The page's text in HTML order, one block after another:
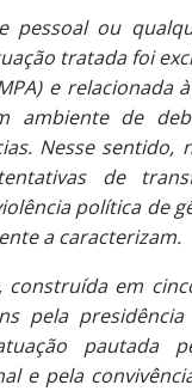
pessoal ou
tratada foi
e relacionada
ambiente de
Nesse sentido,
de
política de
a caracterizam.
em
pela presidência
pautada
e pela